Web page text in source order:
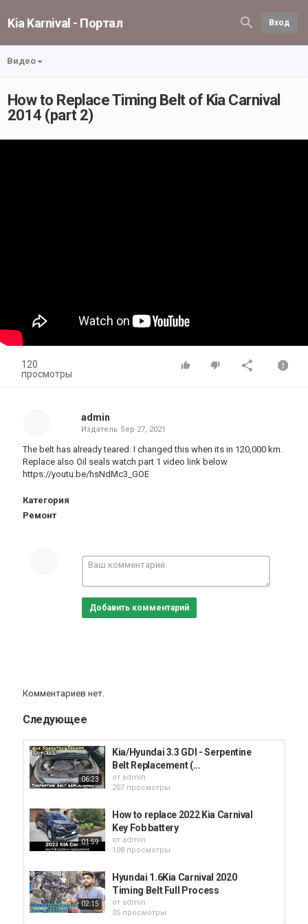
Kia Karnival - Портал Вход
Видео
How to Replace Timing Belt of Kia Carnival
2014 (part 2)
120
просмотры
admin
Издатель Sep 27, 2021
The belt has already teared. I changed this when its in 120,000 km.
Replace also Oil seals watch part 1 video link below
https://youtu.be/hsNdMc3_GOE
Категория
Ремонт
Добавить комментарий
Комментариев нет.
Следующее
06:23
Kia/Hyundai 3.3 GDI - Serpentine
Belt Replacement (...
от admin
207 просмотры
01:59
How to replace 2022 Kia Carnival
Key Fob battery
от admin
108 просмотры
02:15
Hyundai 1.6Kia Carnival 2020
Timing Belt Full Process
от admin
35 просмотры